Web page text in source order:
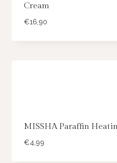
Cream
€16,90
MISSHA Paraffin
€4,99